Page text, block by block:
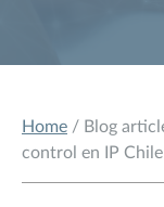
Home / Blog
control en IP